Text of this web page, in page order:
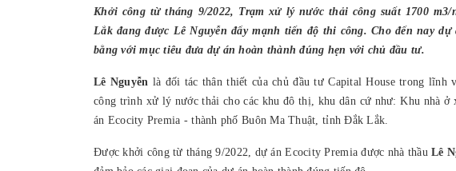
Khởi công từ tháng 9/2022, Trạm xử lý nước thải công suất 1700
Lắk đang được Lê Nguyễn đẩy mạnh tiến độ thi công. Cho đến nay
bằngvới mục tiêu đưa dự án hoàn thành đúng hẹn với chủ đầu tư.
Lê Nguyễn là đối tác thân thiết của chủ đầu tư Capital House trong
công trình xử lý nước thải cho các khu đô thị, khu dân cứ như: Khu nhà
án Ecocity Premia - thành phố Buôn Ma Thuật, tỉnh Đắk Lắk.
Được khởi công từ tháng 9/2022, dự án Ecocity Premia được nhà thầuLê